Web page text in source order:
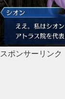
スポンサーリンク